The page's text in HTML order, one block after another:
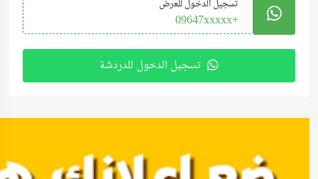
تسجيل الدخول للعرض
+09647xxxxx
تسجيل الدخول للدردشة